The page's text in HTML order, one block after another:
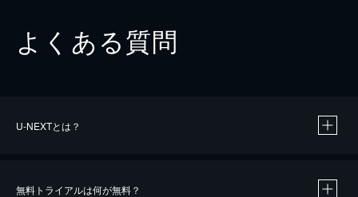
よくある質問
U-NEXTとは？
無料トライアルは何が無料？